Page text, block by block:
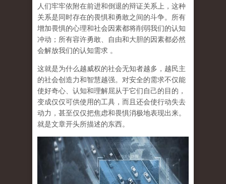
人们牢牢依附在前进和倒退的辩证关系上，这种
关系是同时存在的畏惧和勇敢之间的斗争。所有
增加畏惧的心理和社会因素都将削弱我们的认知
冲动；所有容许勇敢、自由和大胆的因素都必然
会解放我们的认知需求 。
这就是为什么越威权的社会无知者越多，越民主
的社会创造力和智慧越强。对安全的需求不仅能
使好奇心、认知和理解屈从于它们自己的目的，
变成仅仅可供使用的工具，而且还会使行动失去
动力，甚至仅仅把焦虑和畏惧消极地表现出来。
就是文章开头所描述的东西。